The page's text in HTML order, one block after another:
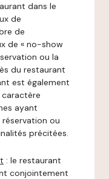
dans le
de
de
de « no-show
ou la
du restaurant
est également
ayant
ou
précitées.
: le restaurant
conjointement